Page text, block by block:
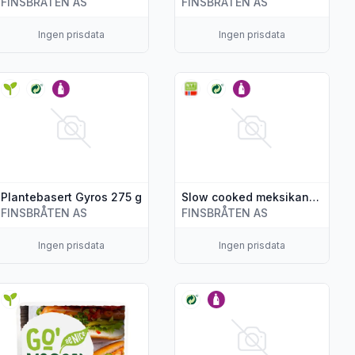
Ingen prisdata Ingen prisdata
Chorizo 3stk, 240 g"
Plantebasert Gyros 275 g
FINSBRÅTEN AS
Ingen prisdata
Vis flere detaljer for produktet "Plantebasert Gyros 275 g"
Slow cooked meksikansk carnitas 450 g
FINSBRÅTEN AS
Ingen prisdata
Vis flere detaljer for
Wienerpølser 280 g"
Vis flere detaljer for produktet "Grillpølse 240 g"Vis flere detaljer for produktet